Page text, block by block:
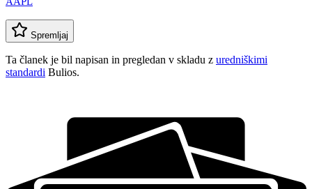
Spremljaj
Ta članek je bil napisan in pregledan v skladu z uredniškimi
standardi Bulios.